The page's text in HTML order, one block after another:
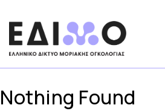
to
content
Nothing Found